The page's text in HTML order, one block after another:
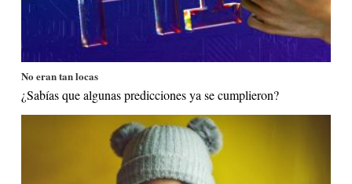
No eran tan locas
¿Sabías que algunas predicciones ya se cumplieron?